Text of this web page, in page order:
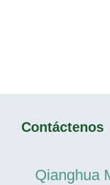
Contáctenos
Qianghua